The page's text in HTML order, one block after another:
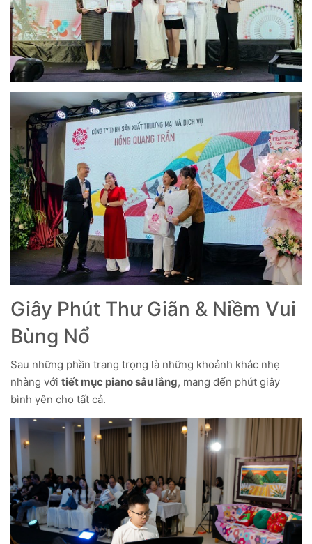
Giây Phút Thư Giãn & Niềm Vui
Bùng Nổ
Sau những phần trang trọng là những khoảnh khắc nhẹ
nhàng với tiết mục piano sâu lắng, mang đến phút giây
bình yên cho tất cả.